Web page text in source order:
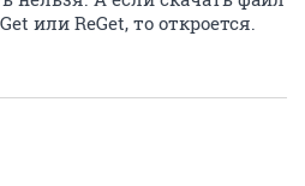
или ReGet, то откроется.